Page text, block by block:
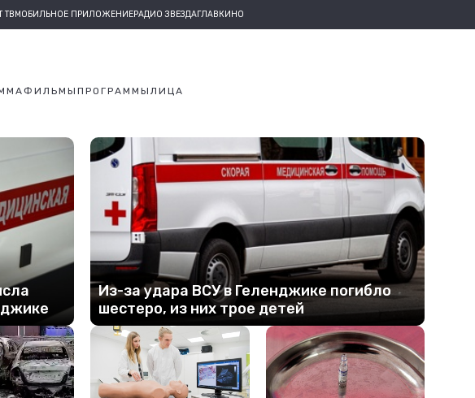
ТВМОБИЛЬНОЕ ПРИЛОЖЕНИЕРАДИО ЗВЕЗДАГЛАВКИНО
ФИЛЬМЫ ПРОГРАММЫ ЛИЦА
Из-за удара ВСУ в Геленджике погибло
шестеро, из них трое детей